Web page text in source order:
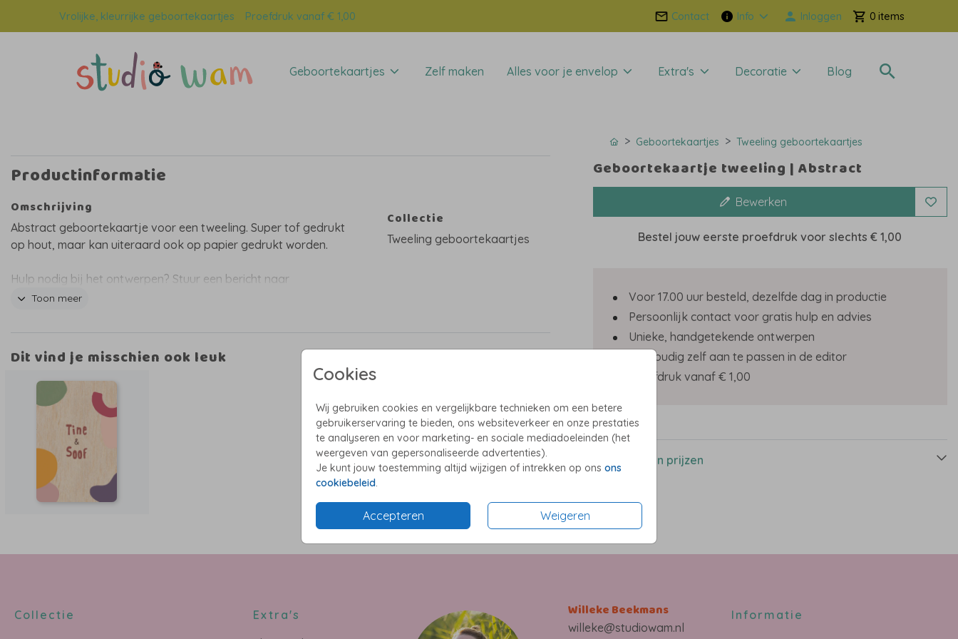
Vrolijke, kleurrijke geboortekaartjes Proefdruk vanaf € 1,00 Contact Info Inloggen 0
Geboortekaartjes Zelf maken Alles voor je envelop Extra's Decoratie Blog
Cookies
Wij gebruiken cookies en vergelijkbare technieken om een betere
gebruikerservaring te bieden, ons websiteverkeer en onze prestaties
te analyseren en voor marketing- en sociale mediadoeleinden (het
weergeven van gepersonaliseerde advertenties).
Je kunt jouw toestemming altijd wijzigen of intrekken op ons ons
cookiebeleid.
Accepteren Weigeren
Productinformatie
Omschrijving
Abstract geboortekaartje voor een tweeling. Super tof gedrukt
op hout, maar kan uiteraard ook op papier gedrukt worden.
Hulp nodig bij het ontwerpen? Stuur een bericht naar
willeke@studiowam.nl, dan kijk ik met je mee!
Toon meer
Collectie
Tweeling geboortekaartjes
Dit vind je misschien ook leuk
Geboortekaartjes Tweeling geboortekaartjes
Geboortekaartje tweeling | Abstract
Bewerken
Bestel jouw eerste proefdruk voor slechts€ 1,00
Voor 17.00 uur besteld, dezelfde dag in productie
Persoonlijk contact voor gratis hulp en advies
Unieke, handgetekende ontwerpen
Eenvoudig zelf aan te passen in de editor
Proefdruk vanaf € 1,00
Formaten en prijzen
Collectie Extra's Willeke Beekmans
willeke@studiowam.nl
Informatie